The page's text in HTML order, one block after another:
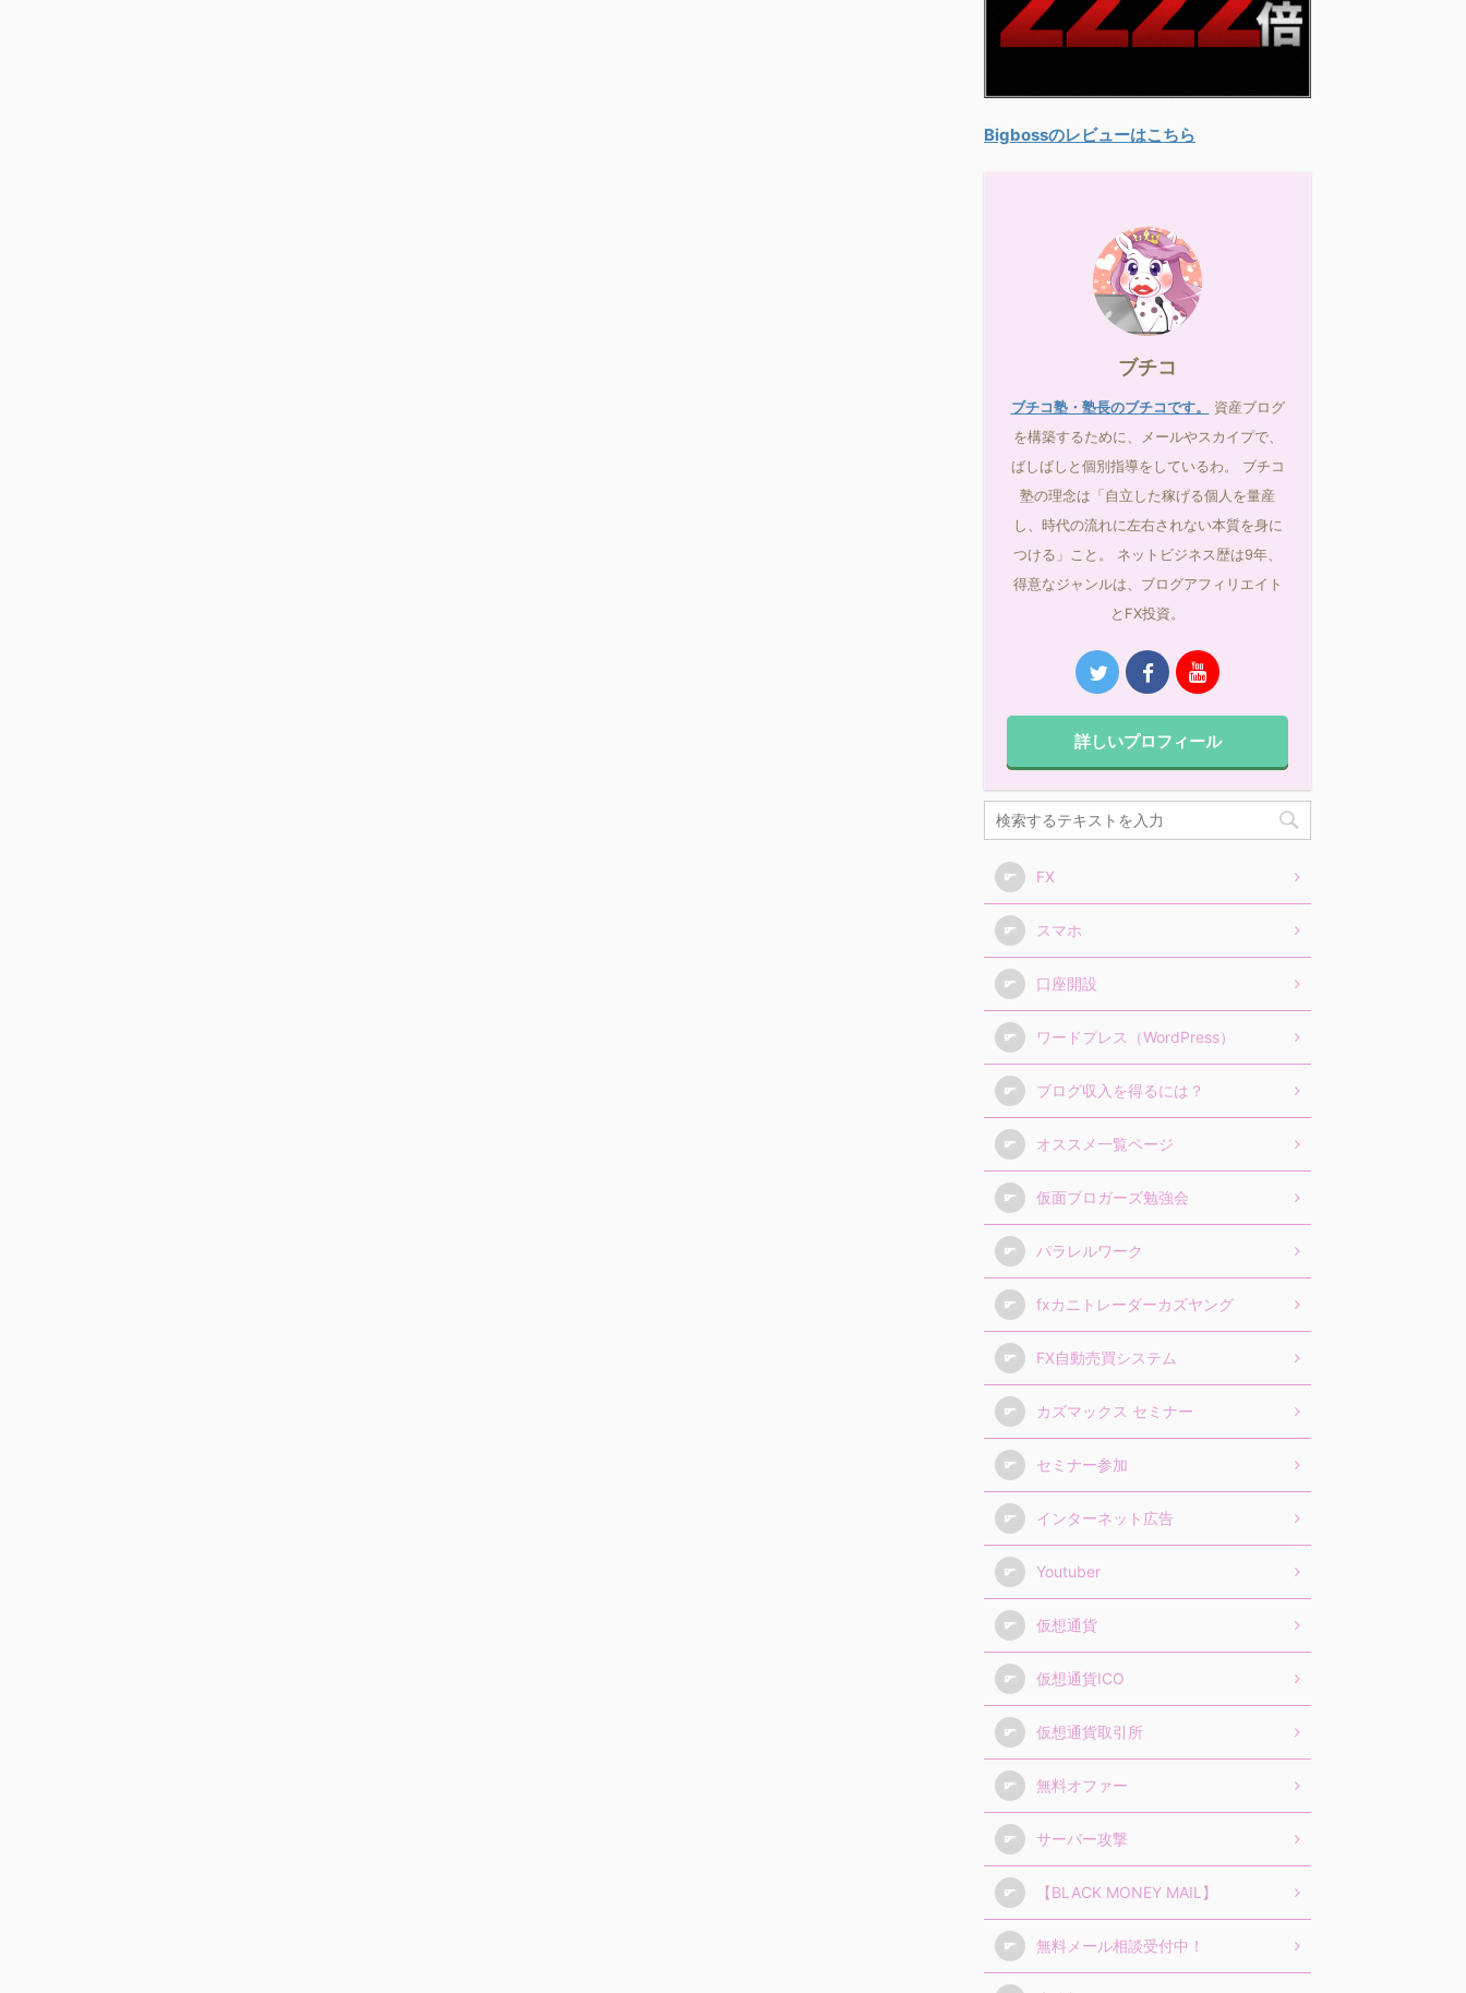
Bigbossのレビューはこちら
ブチコ
ブチコ塾・塾長のブチコです。
資産ブログ
を構築するために、メールやスカイプで、
ばしばしと個別指導をしているわ。 ブチコ
塾の理念は「自立した稼げる個人を量産
し、時代の流れに左右されない本質を身に
つける」こと。 ネットビジネス歴は9年、
得意なジャンルは、ブログアフィリエイト
とFX投資。
詳しいプロフィール
FX
スマホ
口座開設
ワードプレス（WordPress）
ブログ収入を得るには？
オススメ一覧ページ
仮面ブロガーズ勉強会
パラレルワーク
fxカニトレーダーカズヤング
FX自動売買システム
カズマックス セミナー
セミナー参加
インターネット広告
Youtuber
仮想通貨
仮想通貨ICO
仮想通貨取引所
無料オファー
サーバー攻撃
【BLACK MONEY MAIL】
無料メール相談受付中！